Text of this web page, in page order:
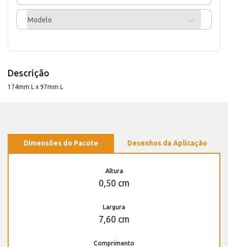
Modelo
Descrição
174mm L x 97mm L
Dimensões do Pacote Desenhos da Aplicação
Altura
0,50 cm
Largura
7,60 cm
Comprimento